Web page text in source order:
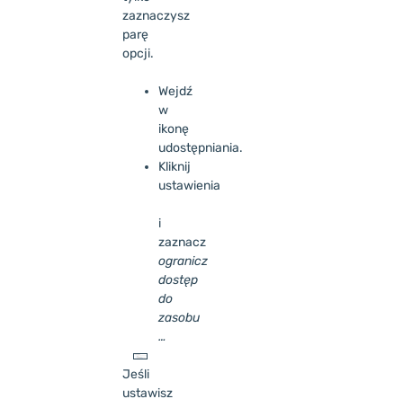
zaznaczysz
parę
opcji.
Wejdź
w
ikonę
udostępniania.
Kliknij
ustawienia
i
zaznacz
ogranicz
dostęp
do
zasobu
…
Jeśli
ustawisz